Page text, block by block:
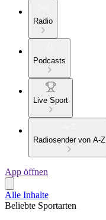
Radio
Podcasts
Live Sport
Radiosender von A-Z
App öffnen
Alle Inhalte
Beliebte Sportarten